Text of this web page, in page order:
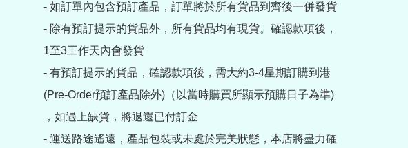
- 如訂單內包含預訂產品，訂單將於所有貨品到齊後一併發貨
- 除有預訂提示的貨品外，所有貨品均有現貨。確認款項後，
1至3工作天內會發貨
- 有預訂提示的貨品，確認款項後，需大約3-4星期訂購到港
(Pre-Order預訂產品除外)（以當時購買所顯示預購日子為準)
，如遇上缺貨，將退還已付訂金
- 運送路途遙遠，產品包裝或未處於完美狀態，本店將盡力確